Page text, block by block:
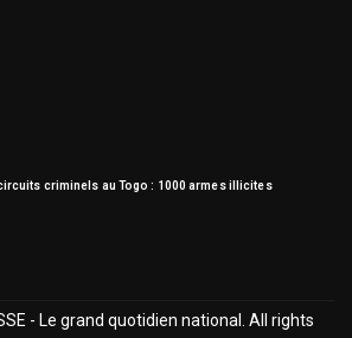
criminels au Togo : 1000 armes illicites
- Le grand quotidien national. All rights